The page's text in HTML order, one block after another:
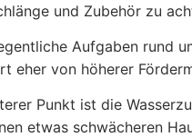
und Zubehör zu
Aufgaben rund
eher von höherer
Punkt ist die
etwas schwächeren